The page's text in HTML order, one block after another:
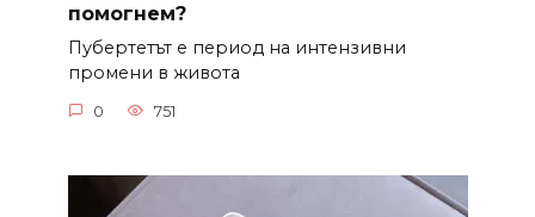
помогнем?
Пубертетът е период на интензивни
промени в живота
0 751